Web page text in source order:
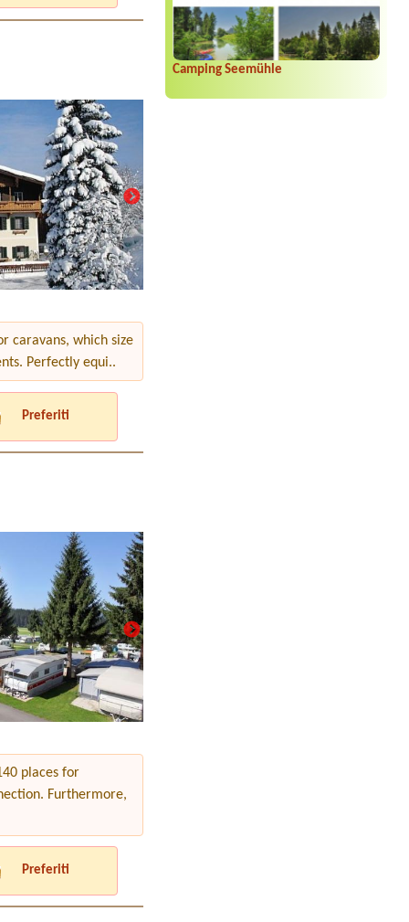
Camping Seemühle
caravans, which size
Perfectly equi..
Preferiti
places for
Furthermore,
Preferiti